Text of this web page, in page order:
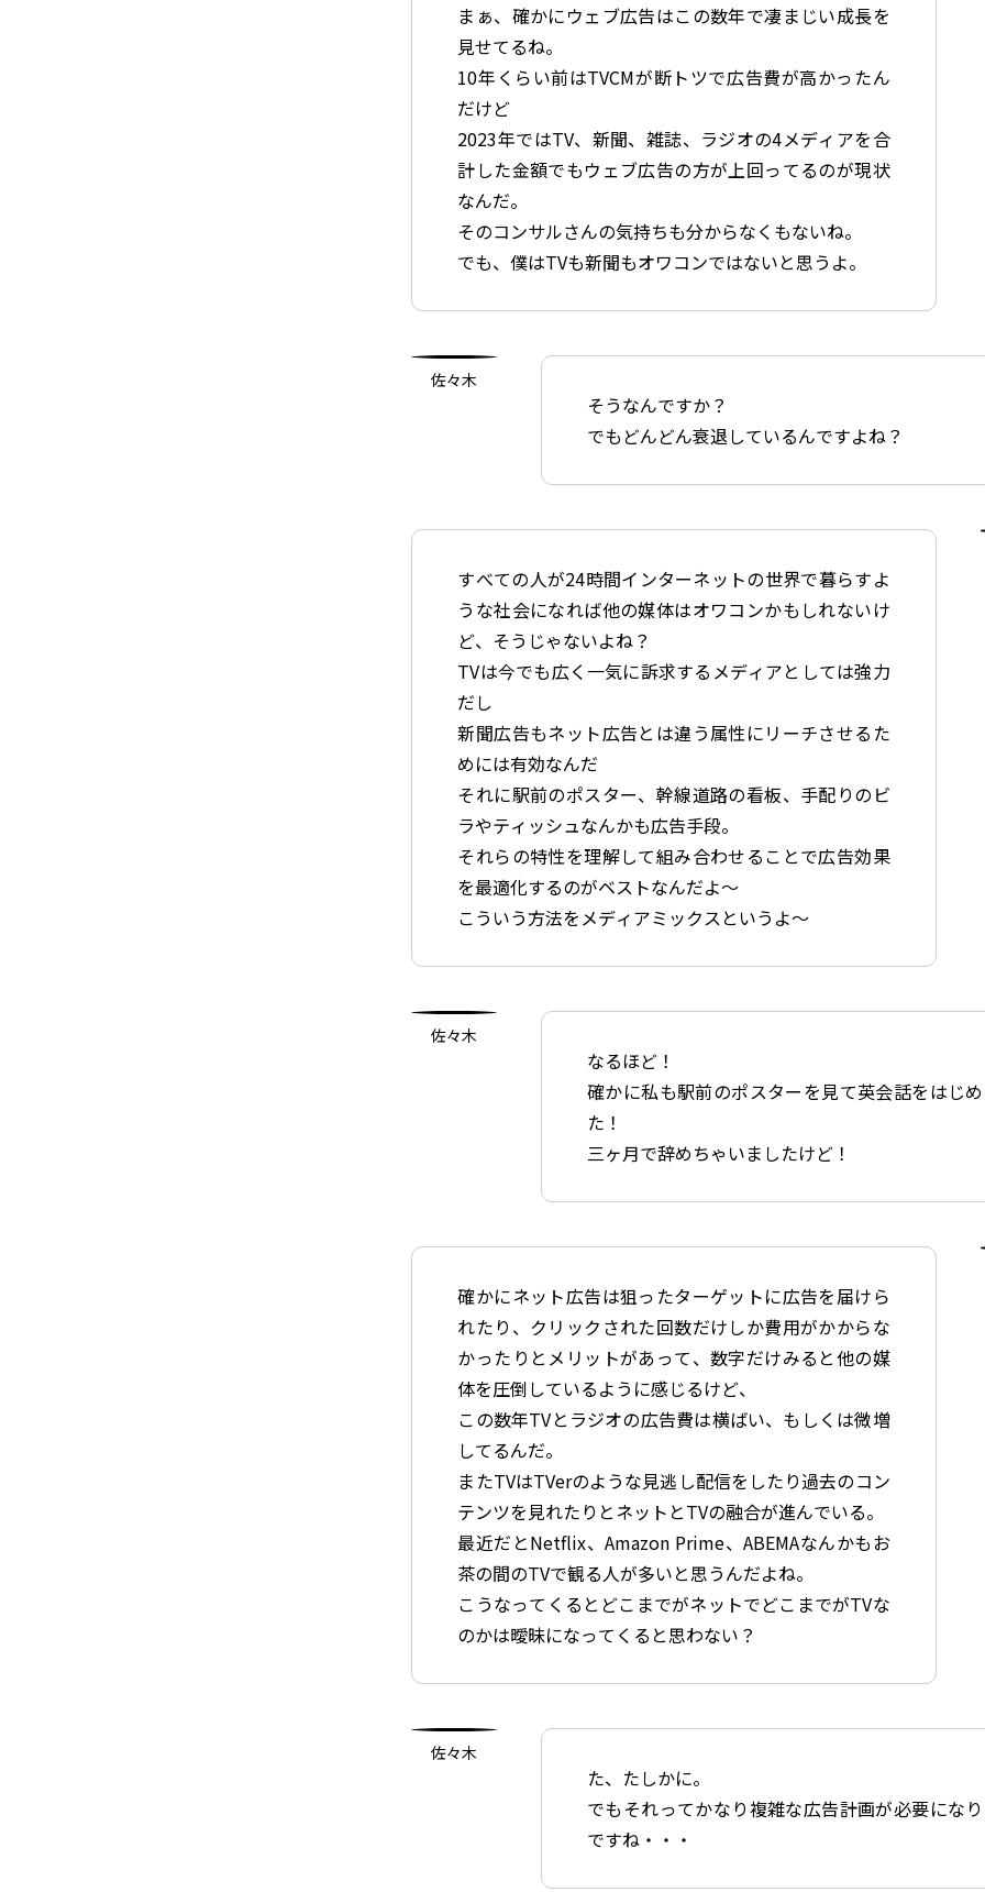
まぁ、確かにウェブ広告はこの数年で凄まじい成長を
見せてるね。
10年くらい前はTVCMが断トツで広告費が高かったん
だけど
2023年ではTV、新聞、雑誌、ラジオの4メディアを合
計した金額でもウェブ広告の方が上回ってるのが現状
なんだ。
そのコンサルさんの気持ちも分からなくもないね。
でも、僕はTVも新聞もオワコンではないと思うよ。
佐々木
そうなんですか？
でもどんどん衰退しているんですよね？
すべての人が24時間インターネットの世界で暮らすよ
うな社会になれば他の媒体はオワコンかもしれないけ
ど、そうじゃないよね？
TVは今でも広く一気に訴求するメディアとしては強力
だし
新聞広告もネット広告とは違う属性にリーチさせるた
めには有効なんだ
それに駅前のポスター、幹線道路の看板、手配りのビ
ラやティッシュなんかも広告手段。
それらの特性を理解して組み合わせることで広告効果
を最適化するのがベストなんだよ〜
こういう方法をメディアミックスというよ〜
佐々木
なるほど！
確かに私も駅前のポスターを見て英会話をはじ
た！
三ヶ月で辞めちゃいましたけど！
確かにネット広告は狙ったターゲットに広告を届けら
れたり、クリックされた回数だけしか費用がかからな
かったりとメリットがあって、数字だけみると他の媒
体を圧倒しているように感じるけど、
この数年TVとラジオの広告費は横ばい、もしくは微増
してるんだ。
またTVはTVerのような見逃し配信をしたり過去のコン
テンツを見れたりとネットとTVの融合が進んでいる。
最近だとNetflix、Amazon Prime、ABEMAなんかもお
茶の間のTVで観る人が多いと思うんだよね。
こうなってくるとどこまでがネットでどこまでがTVな
のかは曖昧になってくると思わない？
佐々木
た、たしかに。
でもそれってかなり複雑な広告計画が必要にな
ですね・・・